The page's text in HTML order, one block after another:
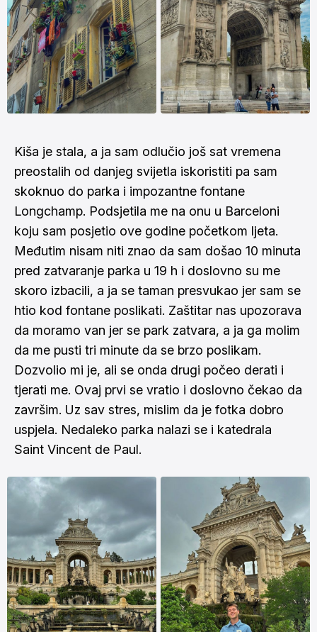
Kiša je stala, a ja sam odlučio još sat vremena
preostalih od danjeg svijetla iskoristiti pa sam
skoknuo do parka i impozantne fontane
Longchamp. Podsjetila me na onu u Barceloni
koju sam posjetio ove godine početkom ljeta.
Međutim nisam niti znao da sam došao 10 minuta
pred zatvaranje parka u 19 h i doslovno su me
skoro izbacili, a ja se taman presvukao jer sam se
htio kod fontane poslikati. Zaštitar nas upozorava
da moramo van jer se park zatvara, a ja ga molim
da me pusti tri minute da se brzo poslikam.
Dozvolio mi je, ali se onda drugi počeo derati i
tjerati me. Ovaj prvi se vratio i doslovno čekao da
završim. Uz sav stres, mislim da je fotka dobro
uspjela. Nedaleko parka nalazi se i katedrala
Saint Vincent de Paul.